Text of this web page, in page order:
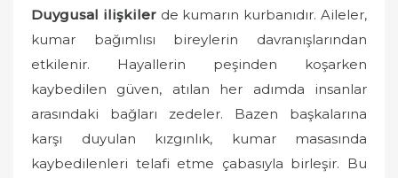
Duygusal ilişkilerde kumarın kurbanıdır. Aileler,
kumar bağımlısı bireylerin davranışlarından
etkilenir. Hayallerin peşinden koşarken
kaybedilen güven, atılan her adımda insanlar
arasındaki bağları zedeler. Bazen başkalarına
karşı duyulan kızgınlık, kumar masasında
kaybedilenleri telafi etme çabasıyla birleşir. Bu